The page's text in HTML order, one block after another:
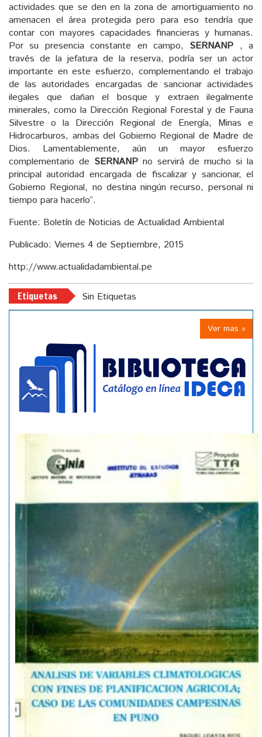
actividades que se den en la zona de amortiguamiento no
amenacen el área protegida pero para eso tendría que
contar con mayores capacidades financieras y humanas.
Por su presencia constante en campo, SERNANP , a
través de la jefatura de la reserva, podría ser un actor
importante en este esfuerzo, complementando el trabajo
de las autoridades encargadas de sancionar actividades
ilegales que dañan el bosque y extraen ilegalmente
minerales, como la Dirección Regional Forestal y de Fauna
Silvestre o la Dirección Regional de Energía, Minas e
Hidrocarburos, ambas del Gobierno Regional de Madre de
Dios. Lamentablemente, aún un mayor esfuerzo
complementario de SERNANP no servirá de mucho si la
principal autoridad encargada de fiscalizar y sancionar, el
Gobierno Regional, no destina ningún recurso, personal ni
tiempo para hacerlo”.
Fuente: Boletín de Noticias de Actualidad Ambiental
Publicado: Viernes 4 de Septiembre, 2015
http://www.actualidadambiental.pe
Etiquetas Sin Etiquetas
Ver mas »